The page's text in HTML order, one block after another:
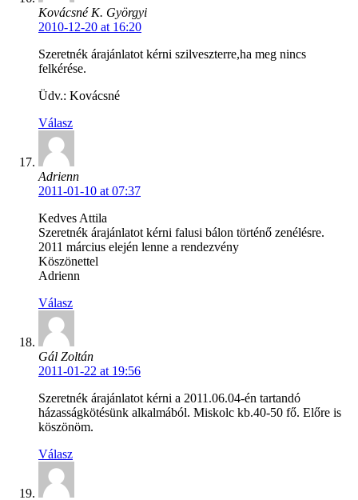
Kovácsné K. Györgyi
2010-12-20 at 16:20
Szeretnék árajánlatot kérni szilveszterre,ha meg nincs
felkérése.
Üdv.: Kovácsné
Válasz
Adrienn
2011-01-10 at 07:37
Kedves Attila
Szeretnék árajánlatot kérni falusi bálon történő zenélésre.
2011 március elején lenne a rendezvény
Köszönettel
Adrienn
Válasz
Gál Zoltán
2011-01-22 at 19:56
Szeretnék árajánlatot kérni a 2011.06.04-én tartandó
házasságkötésünk alkalmából. Miskolc kb.40-50 fő. Előre is
köszönöm.
Válasz